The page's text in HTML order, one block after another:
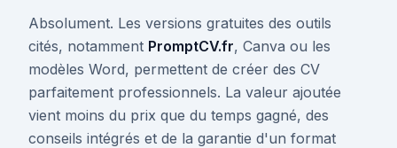
Absolument. Les versions gratuites des outils
cités, notamment PromptCV.fr, Canva ou les
modèles Word, permettent de créer des CV
parfaitement professionnels. La valeur ajoutée
vient moins du prix que du temps gagné, des
conseils intégrés et de la garantie d'un format